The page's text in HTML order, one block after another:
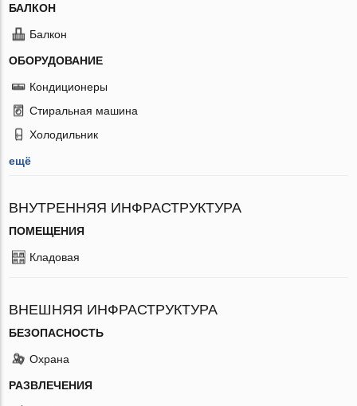
БАЛКОН
Балкон
ОБОРУДОВАНИЕ
Кондиционеры
Стиральная машина
Холодильник
ещё
ВНУТРЕННЯЯ ИНФРАСТРУКТУРА
ПОМЕЩЕНИЯ
Кладовая
ВНЕШНЯЯ ИНФРАСТРУКТУРА
БЕЗОПАСНОСТЬ
Охрана
РАЗВЛЕЧЕНИЯ